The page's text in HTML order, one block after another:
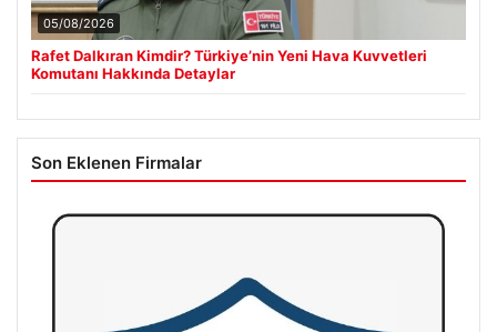
05/08/2026
Rafet Dalkıran Kimdir? Türkiye’nin Yeni Hava Kuvvetleri
Komutanı Hakkında Detaylar
Son Eklenen Firmalar